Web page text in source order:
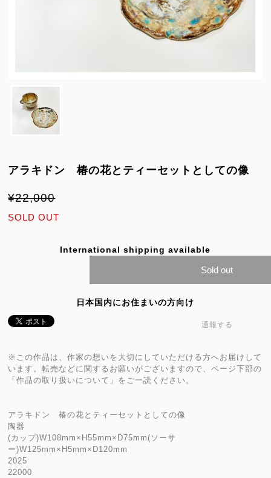
アラキドン 椿の花とティーセットとしての像
¥22,000
SOLD OUT
International shipping available
Sold out
日本国内にお住まいの方向け
通報する
※この作品は、作家の想いを大切にしていただける方へお届けして
います。転売などに関するお願いがございますので、ページ下部の
「作品の取り扱いについて」をご一読ください。
アラキドン 椿の花とティーセットとしての像
陶器
(カップ)W108mm×H55mm×D75mm(ソーサ
ー)W125mm×H5mm×D120mm
2025
22000